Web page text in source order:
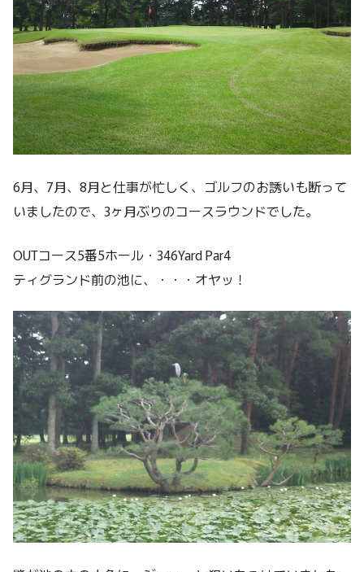
6月、7月、8月と仕事が忙しく、ゴルフのお誘いも断って
いましたので、3ヶ月ぶりのコースラウンドでした。
OUTコース5番5ホール・346Yard Par4
ティグランド前の池に、・・・オヤッ！